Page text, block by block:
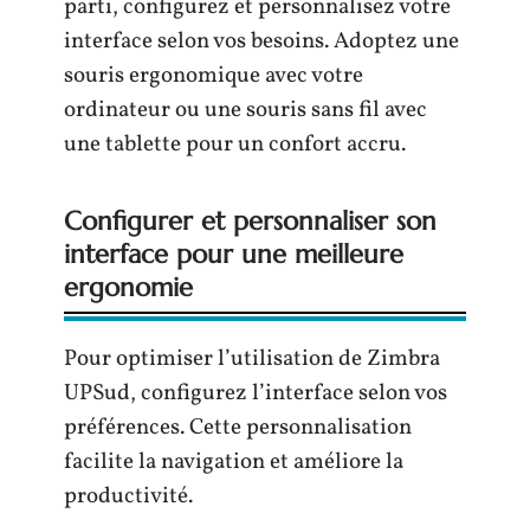
parti, configurez et personnalisez votre
interface selon vos besoins. Adoptez une
souris ergonomique avec votre
ordinateur ou une souris sans fil avec
une tablette pour un confort accru.
Configurer et personnaliser son
interface pour une meilleure
ergonomie
Pour optimiser l’utilisation de Zimbra
UPSud, configurez l’interface selon vos
préférences. Cette personnalisation
facilite la navigation et améliore la
productivité.